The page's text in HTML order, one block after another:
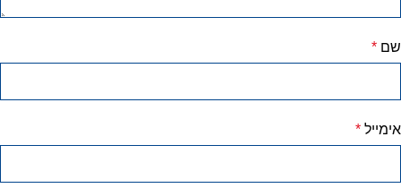
שם *
אימייל *